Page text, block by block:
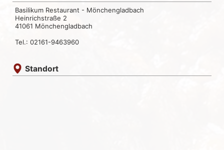
Basilikum Restaurant - Mönchengladbach
Heinrichstraße 2
41061 Mönchengladbach
Tel.: 02161-9463960
Standort